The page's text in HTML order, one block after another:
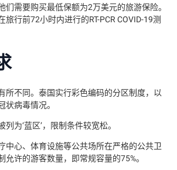
们需要购买最低保额为2万美元的旅游保险。
旅行前72小时内进行的RT-PCR COVID-19测
所不同。泰国实行彩色编码的分区制度，以
状病毒情况。
为‘蓝区’，限制条件较宽松。
中心、体育设施等公共场所在严格的公共卫
允许的游客数量，即常规容量的75%。